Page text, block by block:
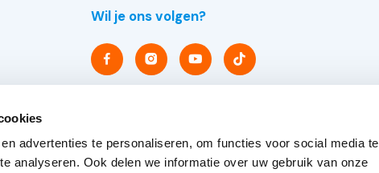
advertenties te personaliseren, om functies voor social media te
analyseren. Ook delen we informatie over uw gebruik van onze
Wil je ons volgen?